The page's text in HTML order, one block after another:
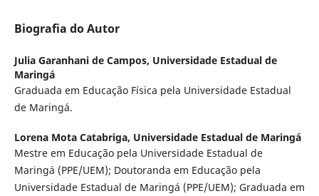
Biografia do Autor
Julia Garanhani de Campos, Universidade Estadual de
Maringá
Graduada em Educação Física pela Universidade Estadual
de Maringá.
Lorena Mota Catabriga, Universidade Estadual de Maringá
Mestre em Educação pela Universidade Estadual de
Maringá (PPE/UEM); Doutoranda em Educação pela
Universidade Estadual de Maringá (PPE/UEM); Graduada em